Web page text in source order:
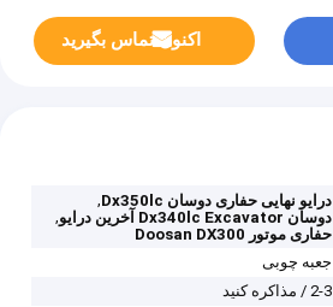
اکنون تماس بگیرید
درایو نهایی حفاری دوسان Dx350lc
,
دوسان Dx340lc Excavator آخرین درایو
,
حفاری موتور Doosan DX300
جعبه چوبی
2-3 / مذاکره کنید